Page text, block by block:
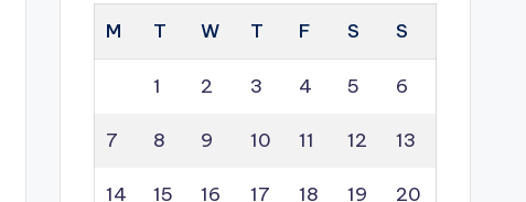
M
T W T F S S
1 2 3 4 5 6
7 8 9 10 11 12 13
14 15 16 17 18 19 20